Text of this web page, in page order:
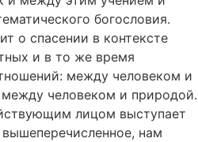
богословия.
о спасении в контексте
и в то же время
между человеком и
человеком и природой.
лицом выступает
нам